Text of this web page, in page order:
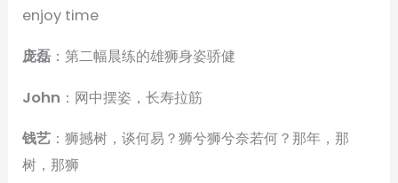
enjoy time
庞磊 ：第二幅晨练的雄狮身姿骄健
John ：网中摆姿，长寿拉筋
钱艺 ：狮撼树，谈何易？狮兮狮兮奈若何？那年，那
树，那狮